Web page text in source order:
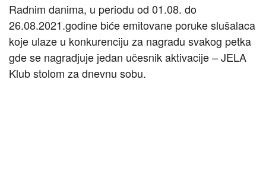
Radnim danima, u periodu od 01.08. do
26.08.2021.godine biće emitovane poruke slušalaca
koje ulaze u konkurenciju za nagradu svakog petka
gde se nagradjuje jedan učesnik aktivacije – JELA
Klub stolom za dnevnu sobu.